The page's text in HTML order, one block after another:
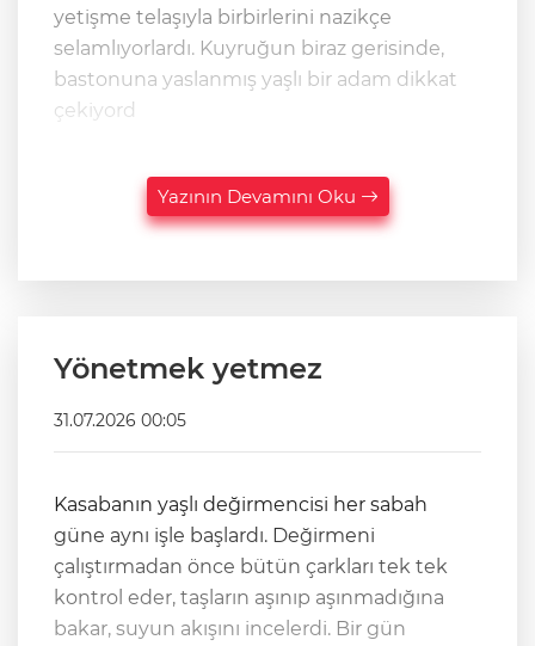
yetişme telaşıyla birbirlerini nazikçe
selamlıyorlardı. Kuyruğun biraz gerisinde,
bastonuna yaslanmış yaşlı bir adam dikkat
çekiyord
Yazının Devamını Oku
Yönetmek yetmez
31.07.2026 00:05
Kasabanın yaşlı değirmencisi her sabah
güne aynı işle başlardı. Değirmeni
çalıştırmadan önce bütün çarkları tek tek
kontrol eder, taşların aşınıp aşınmadığına
bakar, suyun akışını incelerdi. Bir gün